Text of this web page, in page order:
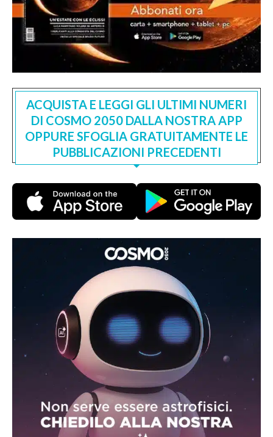
ACQUISTA E LEGGI GLI ULTIMI NUMERI
DI COSMO 2050 DALLA NOSTRA APP
OPPURE SFOGLIA GRATUITAMENTE LE
PUBBLICAZIONI PRECEDENTI